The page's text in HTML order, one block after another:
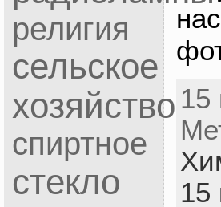
религия
сельское
хозяйство
спиртное
стекло
15
15